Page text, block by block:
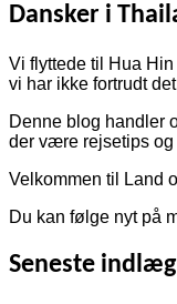
Dansker i
Vi flyttede til Hua
vi har ikke fortrudt
Denne blog handler
der være rejsetips og
Velkommen til Land
Du kan følge nyt på
Seneste indlæg